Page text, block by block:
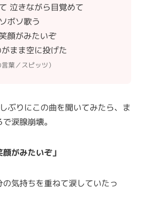
泣きながら目覚めて
ボソ歌う
顔がみたいぞ
まま空に投げた
葉／スピッツ）
ぶりにこの曲を聞いてみたら、ま
涙腺崩壊。
がみたいぞ」
気持ちを重ねて涙していたっ